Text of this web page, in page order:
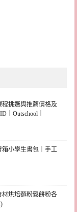
挑選與推薦價格及
｜Outschool｜
小學生書包｜手工
烘焙麵粉鬆餅粉各